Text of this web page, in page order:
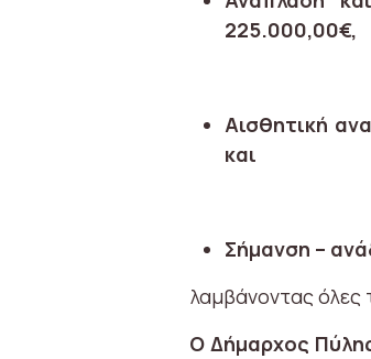
225.000,00€,
Αισθητική
και
Σήμανση –
λαμβάνοντας όλες
Ο Δήμαρχος